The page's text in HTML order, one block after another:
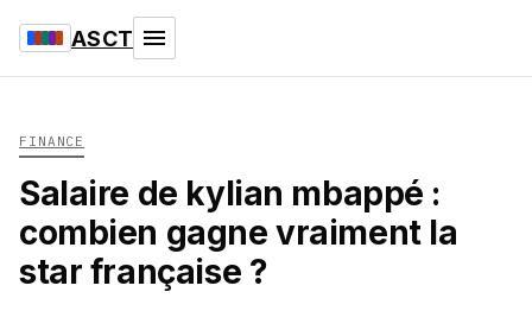
ASCT
FINANCE
Salaire de kylian mbappé :
combien gagne vraiment la
star française ?